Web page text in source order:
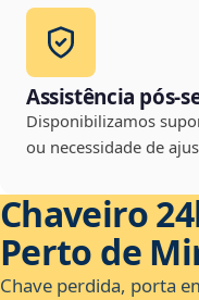
Assistência pós-
Disponibilizamos
ou necessidade de
Chaveiro
Perto de
Chave perdida, porta